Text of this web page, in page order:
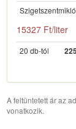
15327 Ft/liter
20 db-tól
A feltüntetett ár az
vonatkozik.